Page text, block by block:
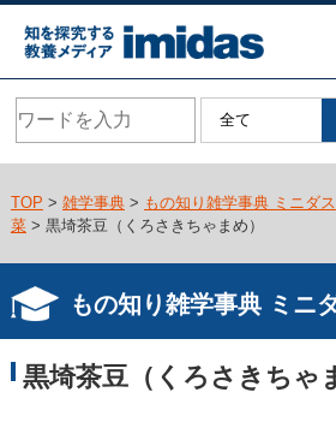
TOP > 雑学事典> もの知り雑学事典 ミニダス
菜> 黒埼茶豆（くろさきちゃまめ）
もの知り雑学事典 ミニ
黒埼茶豆（くろさきちゃ